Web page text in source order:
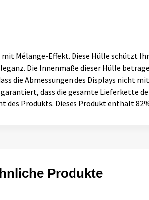
Mélange-Effekt. Diese Hülle schützt
Die Innenmaße dieser Hülle
die Abmessungen des Displays nicht
dass die gesamte Lieferkette
Produkts. Dieses Produkt enthält
Produkte